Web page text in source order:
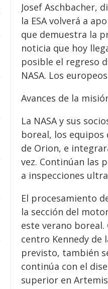
Josef Aschbacher,
la ESA volverá a
que demuestra la
noticia que hoy
posible el regreso
NASA. Los
Avances de la
La NASA y sus
boreal, los
de Orion, e
vez. Continúan las
a inspecciones
El procesamiento
la sección del
este verano
centro Kennedy de
previsto, también
continúa con el
superior en